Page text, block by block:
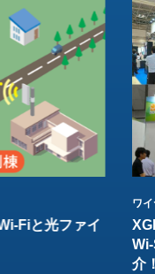
Fiと光ファイ
ワ
介